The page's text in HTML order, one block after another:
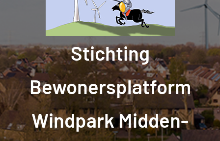
Stichting
Bewonersplatform
Windpark Midden-